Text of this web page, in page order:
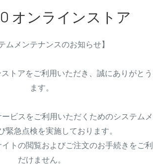
オンラインストア
ムメンテナンスのお知らせ】
ストアをご利用いただき、誠にありがと
ます。
ビスをご利用いただくためのシステム
緊急点検を実施しております。
トの閲覧およびご注文のお手続きをご
だけません。